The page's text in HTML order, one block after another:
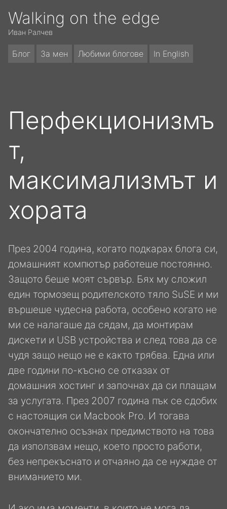
Walking on the edge
Иван Ралчев
Блог За мен Любими блогове In English
Перфекционизмъ
т,
максимализмът и
хората
През 2004 година, когато подкарах блога си,
домашният компютър работеше постоянно.
Защото беше моят сървър. Бях му сложил
един тормозещ родителското тяло SuSE и ми
вършеше чудесна работа, особено когато не
ми се налагаше да сядам, да монтирам
дискети и USB устройства и след това да се
чудя защо нещо не е както трябва. Една или
две години по-късно се отказах от
домашния хостинг и започнах да си плащам
за услугата. През 2007 година пък се сдобих
с настоящия си Macbook Pro. И тогава
окончателно осъзнах предимството на това
да използвам нещо, което просто работи,
без непрекъснато и отчаяно да се нуждае от
вниманието ми.